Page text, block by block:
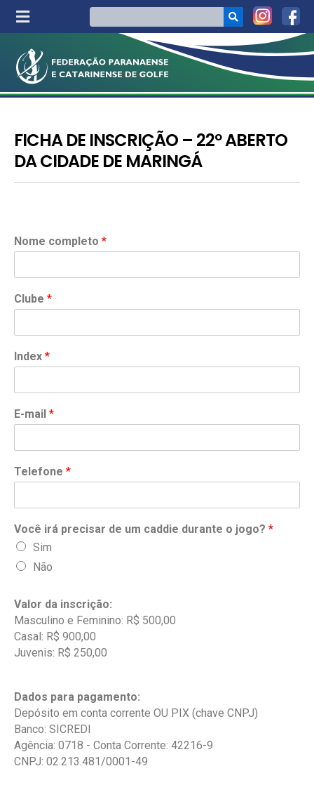
FICHA DE INSCRIÇÃO – 22º ABERTO
DA CIDADE DE MARINGÁ
Nome completo *
Clube *
Index *
E-mail *
Telefone *
Você irá precisar de um caddie durante o jogo? *
Sim
Não
Valor da inscrição:
Masculino e Feminino: R$ 500,00
Casal: R$ 900,00
Juvenis: R$ 250,00
Dados para pagamento:
Depósito em conta corrente OU PIX (chave CNPJ)
Banco: SICREDI
Agência: 0718 - Conta Corrente: 42216-9
CNPJ: 02.213.481/0001-49